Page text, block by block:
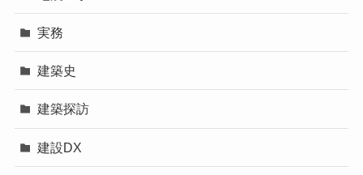
実務
建築史
建築探訪
建設DX